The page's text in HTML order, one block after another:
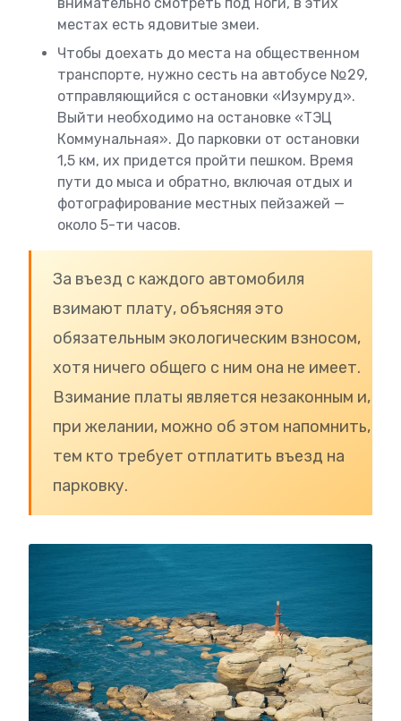
внимательно смотреть под ноги, в этих
местах есть ядовитые змеи.
Чтобы доехать до места на общественном
транспорте, нужно сесть на автобусе №29,
отправляющийся с остановки «Изумруд».
Выйти необходимо на остановке «ТЭЦ
Коммунальная». До парковки от остановки
1,5 км, их придется пройти пешком. Время
пути до мыса и обратно, включая отдых и
фотографирование местных пейзажей —
около 5-ти часов.
За въезд с каждого автомобиля
взимают плату, объясняя это
обязательным экологическим взносом,
хотя ничего общего с ним она не имеет.
Взимание платы является незаконным и,
при желании, можно об этом напомнить,
тем кто требует отплатить въезд на
парковку.